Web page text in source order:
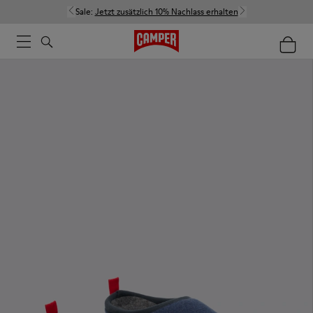
Sale: Jetzt zusätzlich 10% Nachlass erhalten